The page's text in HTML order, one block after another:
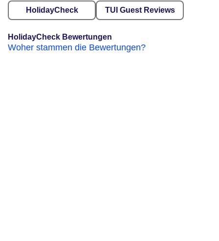
HolidayCheck TUI Guest Reviews
HolidayCheck Bewertungen
Woher stammen die Bewertungen?